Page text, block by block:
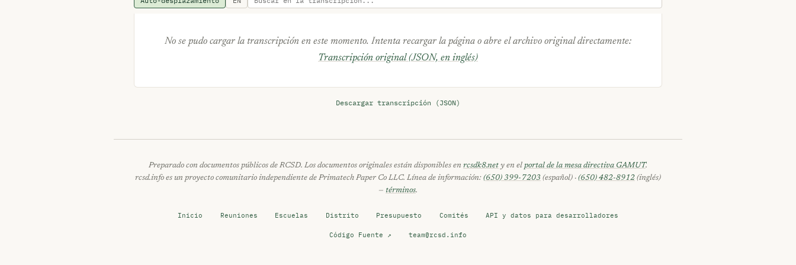
No se pudo cargar la transcripción en este momento. Intenta recargar la página o abre el archivo original directamente:
Transcripción original (JSON, en inglés)
Descargar transcripción (JSON)
Preparado con documentos públicos de RCSD. Los documentos originales están disponibles en rcsdk8.net y en el portal de la mesa directiva GAMUT.
rcsd.info es un proyecto comunitario independiente de Primatech Paper Co LLC. Línea de información: (650) 399-7203 (español) · (650) 482-8912 (inglés)
— términos.
Inicio Reuniones Escuelas Distrito Presupuesto Comités API y datos para desarrolladores
Código Fuente ↗ team@rcsd.info